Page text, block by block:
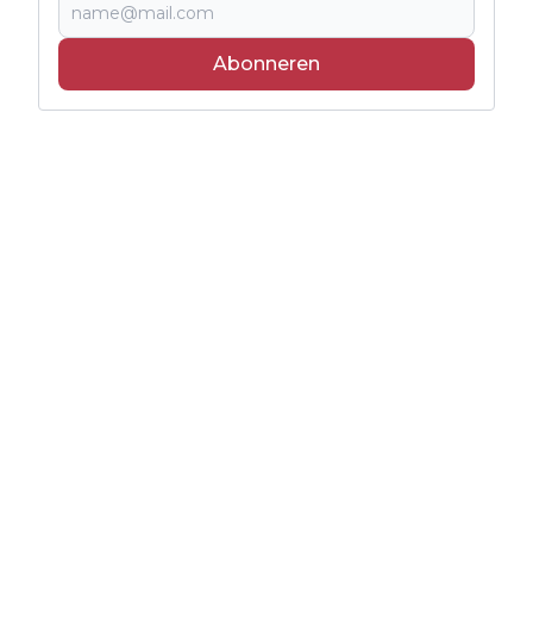
Abonneren